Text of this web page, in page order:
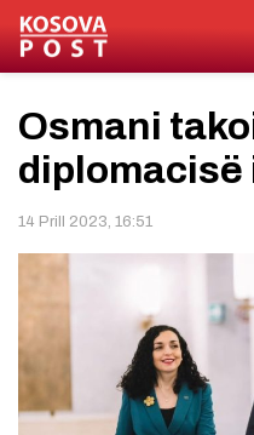
Osmani
14 Prill 2023, 16:51